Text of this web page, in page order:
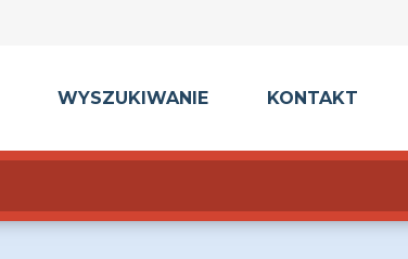
WYSZUKIWANIE KONTAKT